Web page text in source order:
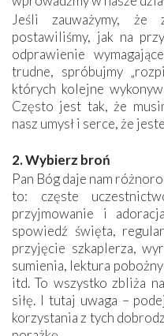
Jeśli zauważymy, że
postawiliśmy, jak na
odprawienie
trudne, spróbujmy
których kolejne
Często jest tak, że
nasz umysł i serce, że
2. Wybierz broń
Pan Bóg daje nam
to: częste
przyjmowanie i
spowiedź święta,
przyjęcie szkaplerza,
sumienia, lektura
itd. To wszystko zbliża
siłę. I tutaj uwaga –
korzystania z tych